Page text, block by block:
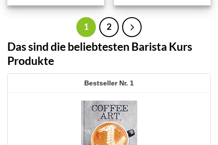
1 2
Das sind die beliebtesten Barista Kurs
Produkte
1